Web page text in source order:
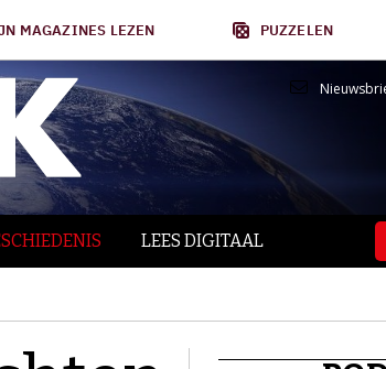
MAGAZINES LEZEN PUZZELEN
LEES DIGITAAL